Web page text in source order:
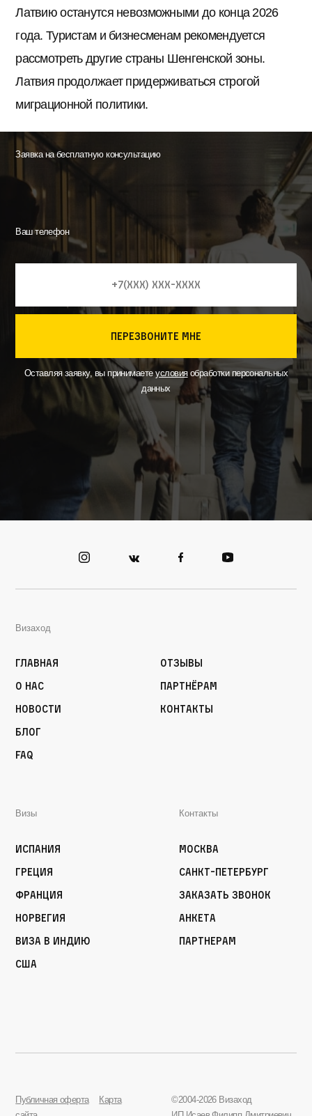
Латвию останутся невозможными до конца 2026
года. Туристам и бизнесменам рекомендуется
рассмотреть другие страны Шенгенской зоны.
Латвия продолжает придерживаться строгой
миграционной политики.
Заявка на бесплатную консультацию
Ваш телефон
перезвоните мне
Оставляя заявку, вы принимаетеусловияобработки персональных
данных
Визаход
Главная
О нас
Новости
Блог
FAQ
Отзывы
Партнёрам
Контакты
Визы
Испания
Греция
Франция
Норвегия
Виза в Индию
США
Контакты
Москва
Санкт-Петербург
Заказать звонок
Анкета
Партнерам
Публичная оферта
Карта
©2004-2026 Визаход